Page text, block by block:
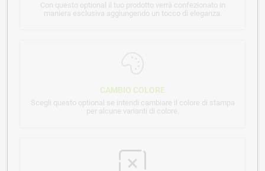
Con questo optional il tuo prodotto verrà confezionato in
maniera esclusiva aggiungendo un tocco di eleganza.
CAMBIO COLORE
Scegli questo optional se intendi cambiare il colore di stampa
per alcune varianti di colore.